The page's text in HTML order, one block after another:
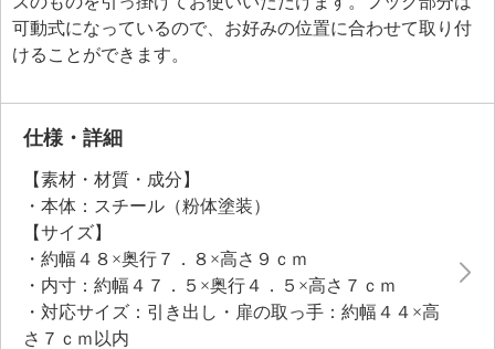
可動式になっているので、お好みの位置に合わせて取り付
けることができます。
仕様・詳細
【素材・材質・成分】
・本体：スチール（粉体塗装）
【サイズ】
・約幅４８×奥行７．８×高さ９ｃｍ
・内寸：約幅４７．５×奥行４．５×高さ７ｃｍ
・対応サイズ：引き出し・扉の取っ手：約幅４４×高
さ７ｃｍ以内